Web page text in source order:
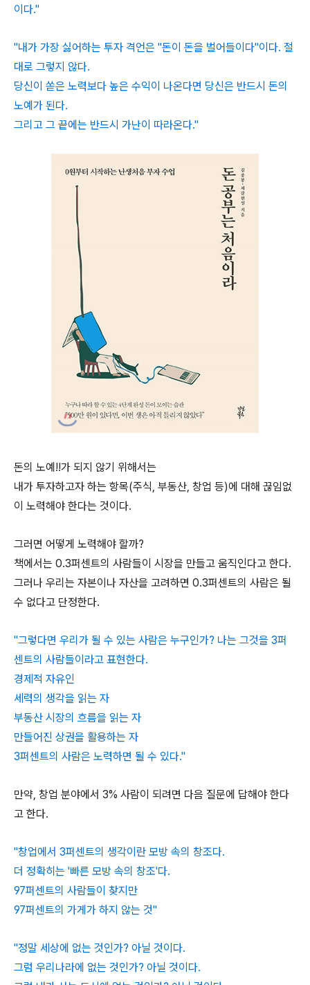
이다."
"내가 가장 싫어하는 투자 격언은 "돈이 돈을 벌어들이다"이다. 절
대로 그렇지 않다.
당신이 쏟은 노력보다 높은 수익이 나온다면 당신은 반드시 돈의
노예가 된다.
그리고 그 끝에는 반드시 가난이 따라온다."
돈의 노예!!가 되지 않기 위해서는
내가 투자하고자 하는 항목(주식, 부동산, 창업 등)에 대해 끊임없
이 노력해야 한다는 것이다.
그러면 어떻게 노력해야 할까?
책에서는 0.3퍼센트의 사람들이 시장을 만들고 움직인다고 한다.
그러나 우리는 자본이나 자산을 고려하면 0.3퍼센트의 사람은 될
수 없다고 단정한다.
"그렇다면 우리가 될 수 있는 사람은 누구인가? 나는 그것을 3퍼
센트의 사람들이라고 표현한다.
경제적 자유인
세력의 생각을 읽는 자
부동산 시장의 흐름을 읽는 자
만들어진 상권을 활용하는 자
3퍼센트의 사람은 노력하면 될 수 있다."
만약, 창업 분야에서 3% 사람이 되려면 다음 질문에 답해야 한다
고 한다.
"창업에서 3퍼센트의 생각이란 모방 속의 창조다.
더 정확히는 '빠른 모방 속의 창조'다.
97퍼센트의 사람들이 찾지만
97퍼센트의 가게가 하지 않는 것"
"정말 세상에 없는 것인가? 아닐 것이다.
그럼 우리나라에 없는 것인가? 아닐 것이다.